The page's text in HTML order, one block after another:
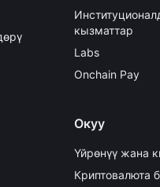
кызматтар
Labs
Onchain Pay
Окуу
Үйрөнүү жана
Криптовалюта